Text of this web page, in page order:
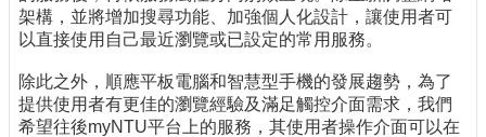
架構，並將增加搜尋功能、加強個人化設計，讓使用者可
以直接使用自己最近瀏覽或已設定的常用服務。
除此之外，順應平板電腦和智慧型手機的發展趨勢，為了
提供使用者有更佳的瀏覽經驗及滿足觸控介面需求，我們
希望往後myNTU平台上的服務，其使用者操作介面可以在